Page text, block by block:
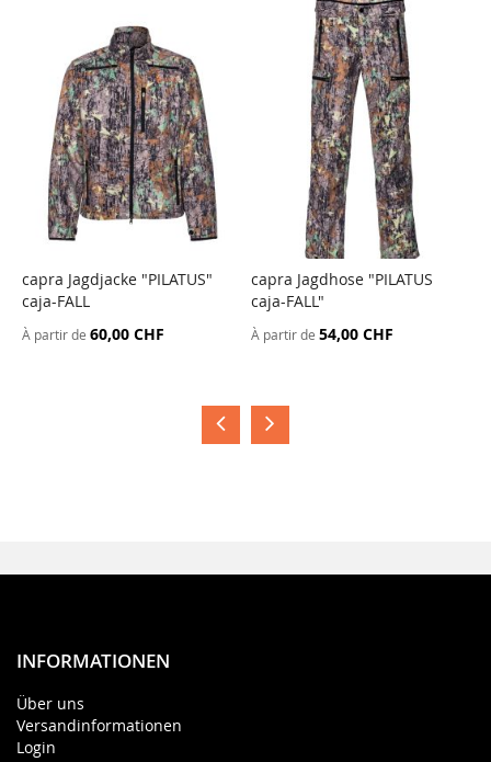
capra Jagdjacke "PILATUS"
caja-FALL
À partir de 60,00 CHF
capra Jagdhose "PILATUS
caja-FALL"
À partir de 54,00 CHF
INFORMATIONEN
Über uns
Versandinformationen
Login